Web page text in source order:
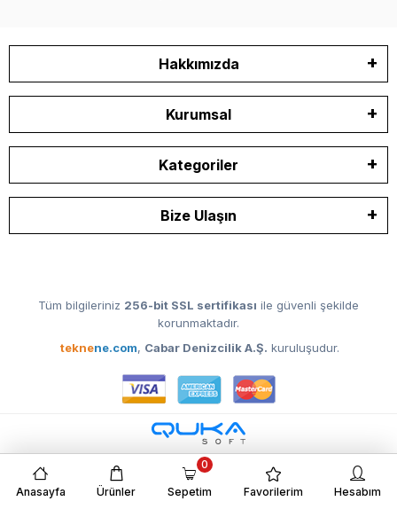
Hakkımızda
Kurumsal
Kategoriler
Bize Ulaşın
Tüm bilgileriniz 256-bit SSL sertifikası ile güvenli şekilde
korunmaktadır.
teknene.com, Cabar Denizcilik A.Ş. kuruluşudur.
Anasayfa Ürünler Sepetim
0
Favorilerim Hesabım